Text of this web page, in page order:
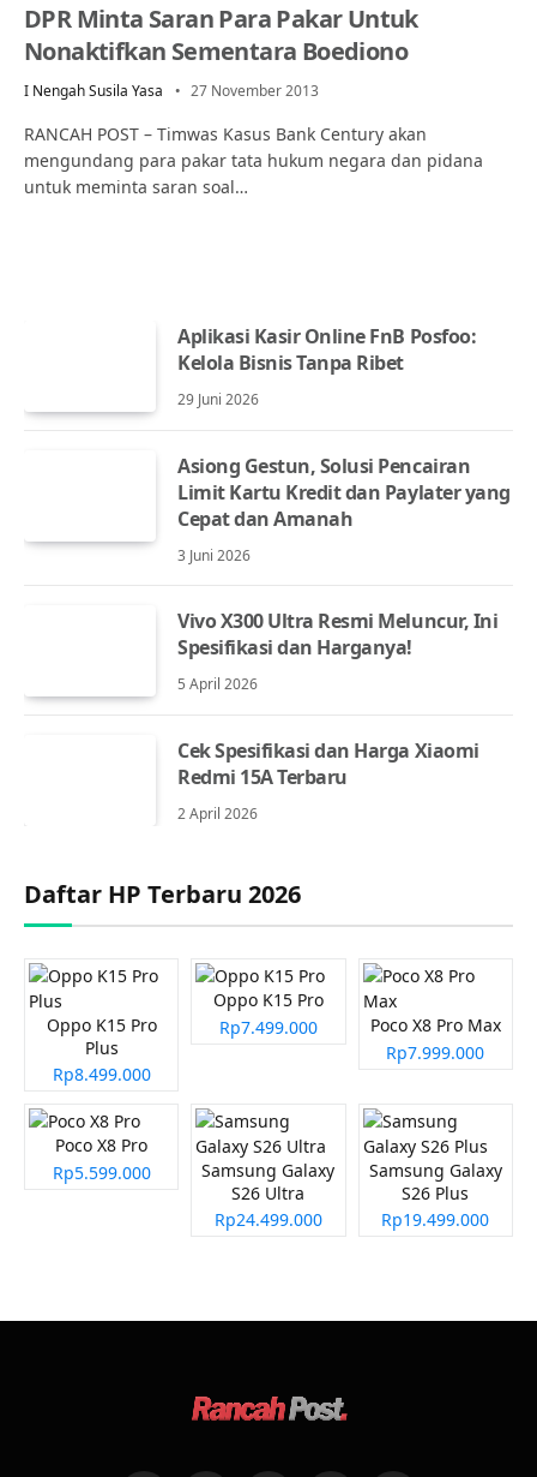
DPR Minta Saran Para Pakar Untuk
Nonaktifkan Sementara Boediono
I Nengah Susila Yasa 27 November 2013
RANCAH POST – Timwas Kasus Bank Century akan
mengundang para pakar tata hukum negara dan pidana
untuk meminta saran soal…
Aplikasi Kasir Online FnB Posfoo:
Kelola Bisnis Tanpa Ribet
29 Juni 2026
Asiong Gestun, Solusi Pencairan
Limit Kartu Kredit dan Paylater yang
Cepat dan Amanah
3 Juni 2026
Vivo X300 Ultra Resmi Meluncur, Ini
Spesifikasi dan Harganya!
5 April 2026
Cek Spesifikasi dan Harga Xiaomi
Redmi 15A Terbaru
2 April 2026
Daftar HP Terbaru 2026
Oppo K15 Pro
Plus
Rp8.499.000
Oppo K15 Pro
Rp7.499.000
Poco X8 Pro Max
Rp7.999.000
Poco X8 Pro
Rp5.599.000
Samsung Galaxy
S26 Ultra
Rp24.499.000
Samsung Galaxy
S26 Plus
Rp19.499.000